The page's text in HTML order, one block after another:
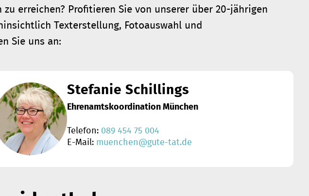
erreichen? Profitieren Sie von unserer über 20-jährigen
Texterstellung, Fotoauswahl und
Sie uns an:
Stefanie Schillings
Ehrenamtskoordination München
Telefon: 089 454 75 004
E-Mail: muenchen@gute-tat.de